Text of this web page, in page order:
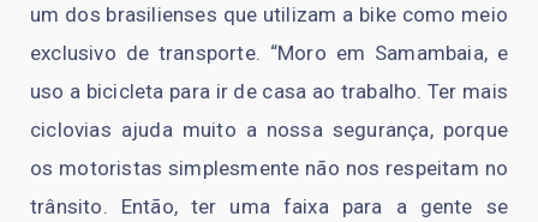
um dos brasilienses que utilizam a bike como meio
exclusivo de transporte. “Moro em Samambaia, e
uso a bicicleta para ir de casa ao trabalho. Ter mais
ciclovias ajuda muito a nossa segurança, porque
os motoristas simplesmente não nos respeitam no
trânsito. Então, ter uma faixa para a gente se